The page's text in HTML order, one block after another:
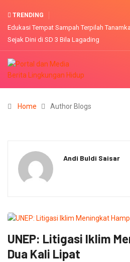
TRENDING
Edukasi Tempat Sampah Terpilah
Sejak Dini di SD 3 Bila Lagading
Home Author Blogs
Andi Buldi Saisar
UNEP: Litigasi Iklim
Dua Kali Lipat